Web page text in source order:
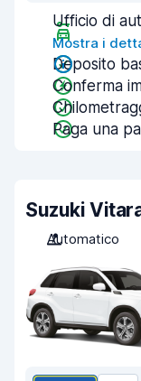
Ufficio di
Mostra i
Deposito
Conferma
Paga una
Suzuki
Automatico